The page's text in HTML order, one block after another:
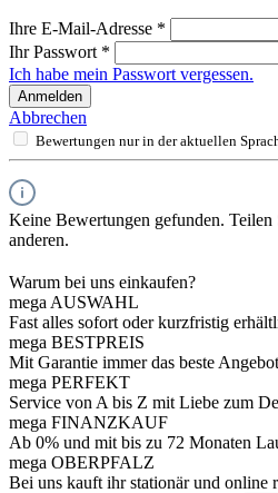
Ihre E-Mail-Adresse *
Ihr Passwort *
Ich habe mein Passwort vergessen.
Anmelden
Abbrechen
Bewertungen nur in der aktuellen
Keine Bewertungen gefunden.
anderen.
Warum bei uns einkaufen?
mega AUSWAHL
Fast alles sofort oder kurzfristig
mega BESTPREIS
Mit Garantie immer das beste
mega PERFEKT
Service von A bis Z mit Liebe zum
mega FINANZKAUF
Ab 0% und mit bis zu 72 Monaten
mega OBERPFALZ
Bei uns kauft ihr stationär und online